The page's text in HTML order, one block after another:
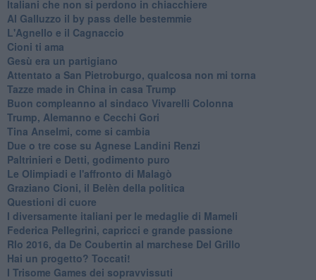
Italiani che non si perdono in chiacchiere
Al Galluzzo il by pass delle bestemmie
L'Agnello e il Cagnaccio
Cioni ti ama
​Gesù era un partigiano
Attentato a San Pietroburgo, qualcosa non mi torna
Tazze made in China in casa Trump
Buon compleanno al sindaco Vivarelli Colonna
Trump, Alemanno e Cecchi Gori
Tina Anselmi, come si cambia
Due o tre cose su Agnese Landini Renzi
Paltrinieri e Detti, godimento puro
Le Olimpiadi e l'affronto di Malagò
Graziano Cioni, il Belèn della politica
Questioni di cuore
I diversamente italiani per le medaglie di Mameli
Federica Pellegrini, capricci e grande passione
RIo 2016, da De Coubertin al marchese Del Grillo
​Hai un progetto? Toccati!
​I Trisome Games dei sopravvissuti